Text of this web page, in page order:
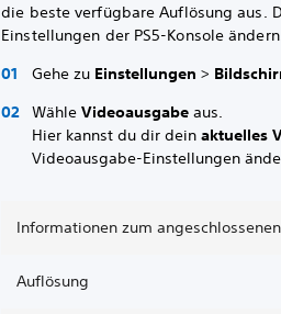
die beste verfügbare Auflösung aus.
Einstellungen der PS5-Konsole
Gehe zu Einstellungen>
WähleVideoausgabe aus.
Hier kannst du dir deinaktuelles
Videoausgabe-Einstellungen
Informationen zum
Auflösung